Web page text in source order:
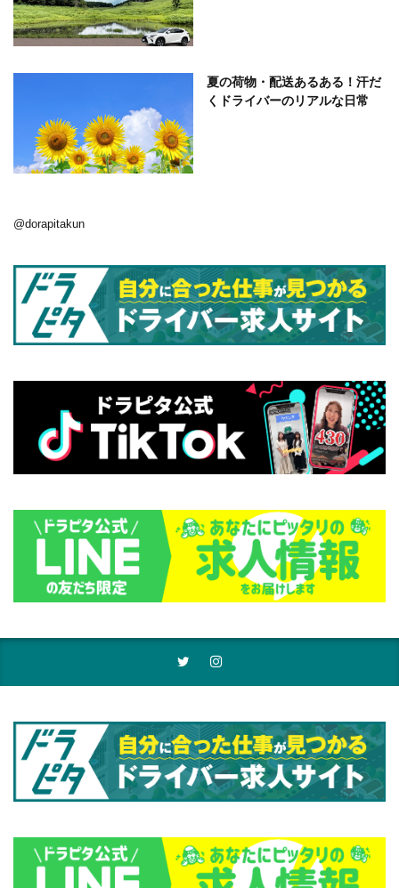
夏の荷物・配送あるある！汗だ
くドライバーのリアルな日常
@dorapitakun